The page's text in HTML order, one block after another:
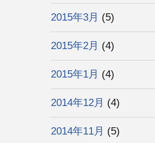
2015年3月 (5)
2015年2月 (4)
2015年1月 (4)
2014年12月 (4)
2014年11月 (5)